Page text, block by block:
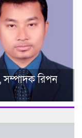
সম্পাদক রিপন